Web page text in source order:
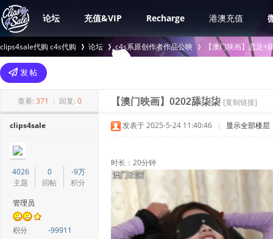
论坛 充值&VIP Recharge 港澳充值
clips4sale代购 c4s代购
>
论坛 c4s系原创作者作品公映
›
【澳门映画】恋足+
查看: 371 | 回复: 0 【澳门映画】0202舔柒柒 [复制链接]
clips4sale
4026
主题
0
回帖
-9万
积分
管理员
积分
-99911
发表于 2025-5-24 11:40:46 | 显示全部楼层
时长：20分钟